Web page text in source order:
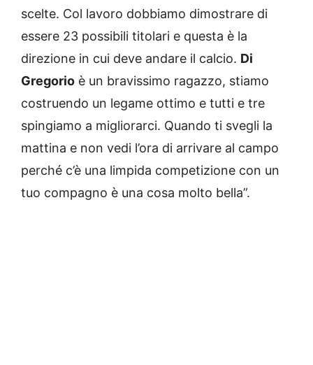
scelte. Col lavoro dobbiamo dimostrare di
essere 23 possibili titolari e questa è la
direzione in cui deve andare il calcio. Di
Gregorio è un bravissimo ragazzo, stiamo
costruendo un legame ottimo e tutti e tre
spingiamo a migliorarci. Quando ti svegli la
mattina e non vedi l’ora di arrivare al campo
perché c’è una limpida competizione con un
tuo compagno è una cosa molto bella”.